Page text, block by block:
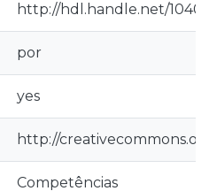
http://hdl.handle.net/
por
yes
http://
Competências